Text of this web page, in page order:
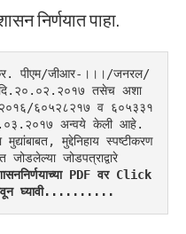
निर्णयात पाहा.
क्र. पीएम/जीआर-।।।/जनरल/
तसेच अशा
६०५२८२१७ व ६०५३३१
अन्वये केली आहे.
मुद्देनिहाय स्पष्टीकरण
जोडपत्राद्वारे
PDF वर Click
घ्यावी..........